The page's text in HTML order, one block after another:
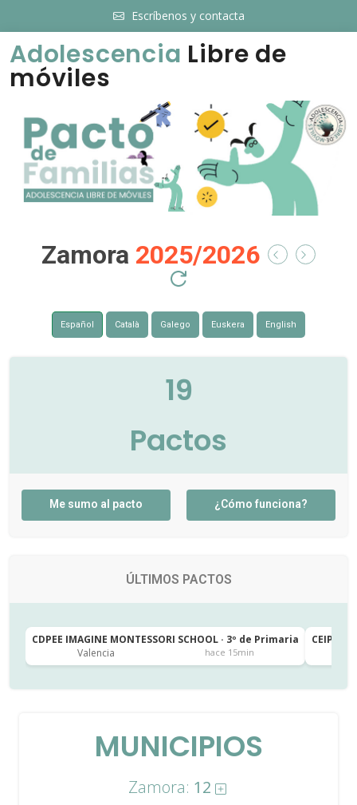
Escríbenos y contacta
Adolescencia Libre de
móviles
Zamora 2025/2026
Español Català Galego Euskera English
19
Pactos
Me sumo al pacto ¿Cómo funciona?
ÚLTIMOS PACTOS
CDPEE IMAGINE MONTESSORI SCHOOL · 3º de Primaria
Valencia
hace 15min
CEIP
MUNICIPIOS
Zamora: 12